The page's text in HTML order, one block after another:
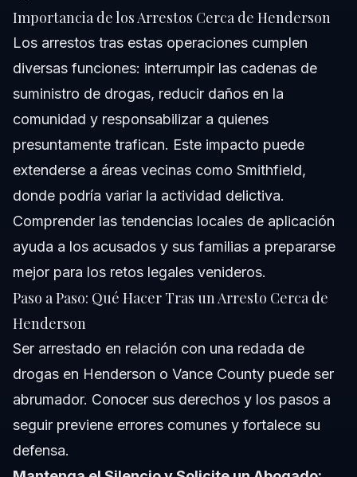
Importancia de los Arrestos Cerca de Henderson
Los arrestos tras estas operaciones cumplen
diversas funciones: interrumpir las cadenas de
suministro de drogas, reducir daños en la
comunidad y responsabilizar a quienes
presuntamente trafican. Este impacto puede
extenderse a áreas vecinas como Smithfield,
donde podría variar la actividad delictiva.
Comprender las tendencias locales de aplicación
ayuda a los acusados y sus familias a prepararse
mejor para los retos legales venideros.
Paso a Paso: Qué Hacer Tras un Arresto Cerca de
Henderson
Ser arrestado en relación con una redada de
drogas en Henderson o Vance County puede ser
abrumador. Conocer sus derechos y los pasos a
seguir previene errores comunes y fortalece su
defensa.